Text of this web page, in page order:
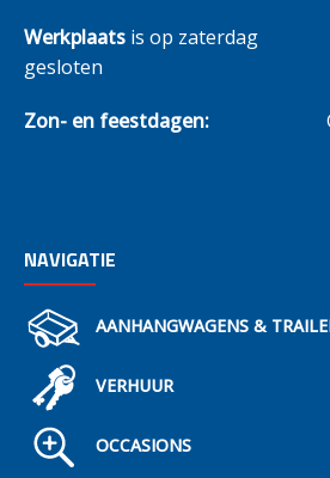
Werkplaats is op zaterdag
gesloten
Zon- en feestdagen:
NAVIGATIE
AANHANGWAGENS &
VERHUUR
OCCASIONS